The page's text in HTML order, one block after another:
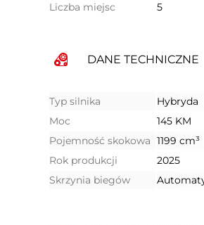
Liczba miejsc
5
DANE TECHNICZNE
Typ silnika
Hybryda
Moc
145 KM
Pojemność skokowa 1199 cm³
Rok produkcji
2025
Skrzynia biegów